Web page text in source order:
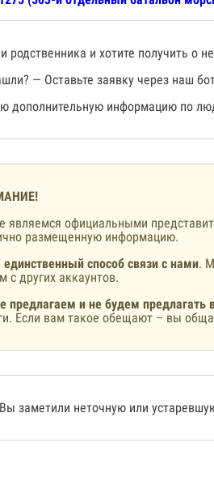
родственника и хотите получить о
— Оставьте заявку через наш
дополнительную информацию по
являемся официальными
размещенную информацию.
единственный способ связи с нами.
с других аккаунтов.
предлагаем и не будем предлагать
Если вам такое обещают – вы
заметили неточную или